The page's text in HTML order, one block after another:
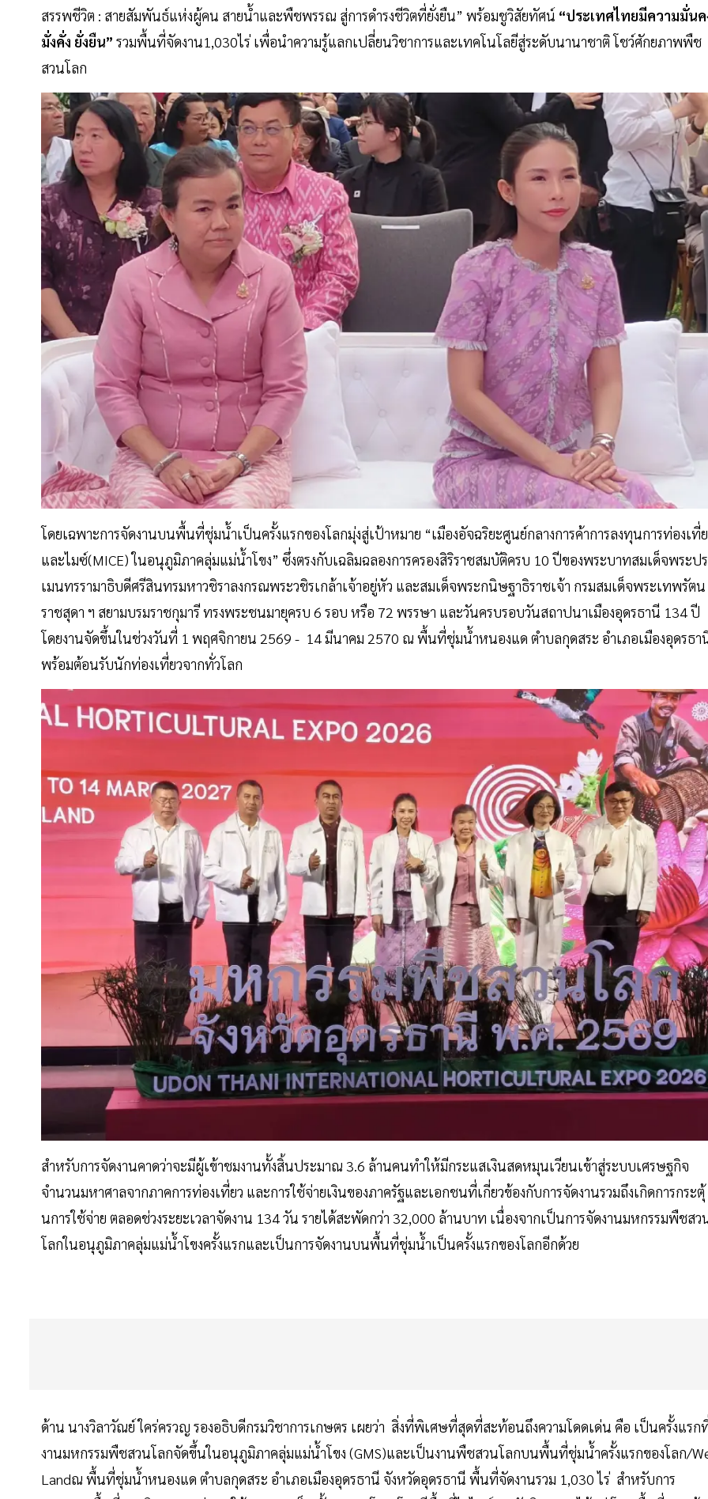
สรรพชีวิต : สายสัมพันธ์แห่งผู้คน สายน้ำและพืชพรรณ สู่การดำรงชีวิตที่ยั่งยืน” พร้อมชูวิสัยทัศน์ “ประเทศไทยมีความมั่นค
มั่งคั่ง ยั่งยืน” รวมพื้นที่จัดงาน1,030ไร่ เพื่อนำความรู้แลกเปลี่ยนวิชาการและเทคโนโลยีสู่ระดับนานาชาติ โชว์ศักยภาพพืช
สวนโลก
โดยเฉพาะการจัดงานบนพื้นที่ชุ่มน้ำเป็นครั้งแรกของโลกมุ่งสู่เป้าหมาย “เมืองอัจฉริยะศูนย์กลางการค้าการลงทุนการท่องเที่
และไมซ์(MICE) ในอนุภูมิภาคลุ่มแม่น้ำโขง” ซึ่งตรงกับเฉลิมฉลองการครองสิริราชสมบัติครบ 10 ปีของพระบาทสมเด็จพระปร
เมนทรรามาธิบดีศรีสินทรมหาวชิราลงกรณพระวชิรเกล้าเจ้าอยู่หัว และสมเด็จพระกนิษฐาธิราชเจ้า กรมสมเด็จพระเทพรัตน
ราชสุดา ฯ สยามบรมราชกุมารี ทรงพระชนมายุครบ 6 รอบ หรือ 72 พรรษา และวันครบรอบวันสถาปนาเมืองอุดรธานี 134 ปี
โดยงานจัดขึ้นในช่วงวันที่ 1 พฤศจิกายน 2569 - 14 มีนาคม 2570 ณ พื้นที่ชุ่มน้ำหนองแด ตำบลกุดสระ อำเภอเมืองอุดรธา
พร้อมต้อนรับนักท่องเที่ยวจากทั่วโลก
สำหรับการจัดงานคาดว่าจะมีผู้เข้าชมงานทั้งสิ้นประมาณ 3.6 ล้านคนทำให้มีกระแสเงินสดหมุนเวียนเข้าสู่ระบบเศรษฐกิจ
จำนวนมหาศาลจากภาคการท่องเที่ยว และการใช้จ่ายเงินของภาครัฐและเอกชนที่เกี่ยวข้องกับการจัดงานรวมถึงเกิดการกระตุ้
นการใช้จ่าย ตลอดช่วงระยะเวลาจัดงาน 134 วัน รายได้สะพัดกว่า 32,000 ล้านบาท เนื่องจากเป็นการจัดงานมหกรรมพืชสว
โลกในอนุภูมิภาคลุ่มแม่น้ำโขงครั้งแรกและเป็นการจัดงานบนพื้นที่ชุ่มน้ำเป็นครั้งแรกของโลกอีกด้วย
ด้าน นางวิลาวัณย์ ใคร่ครวญ รองอธิบดีกรมวิชาการเกษตร เผยว่า สิ่งที่พิเศษที่สุดที่สะท้อนถึงความโดดเด่น คือ เป็นครั้งแรก
งานมหกรรมพืชสวนโลกจัดขึ้นในอนุภูมิภาคลุ่มแม่น้ำโขง (GMS)และเป็นงานพืชสวนโลกบนพื้นที่ชุ่มน้ำครั้งแรกของโลก/
Landณ พื้นที่ชุ่มน้ำหนองแด ตำบลกุดสระ อำเภอเมืองอุดรธานี จังหวัดอุดรธานี พื้นที่จัดงานรวม 1,030 ไร่ สำหรับการ